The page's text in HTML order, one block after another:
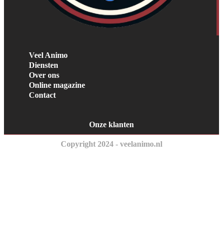
Veel Animo
Diensten
Over ons
Online magazine
Contact
Onze klanten
Copyright 2024 - veelanimo.nl